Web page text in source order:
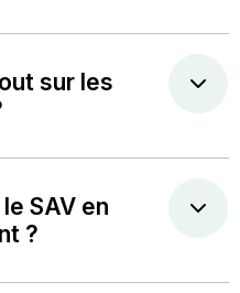
sur les
SAV en
?